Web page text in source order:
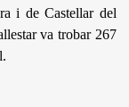
i de Castellar del
va trobar 267